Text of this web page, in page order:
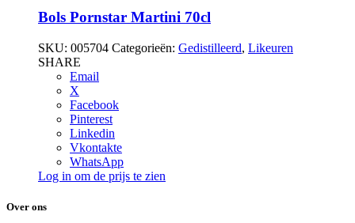
70cl
aantal
Bols Pornstar Martini 70cl
SKU: 005704 Categorieën: Gedistilleerd, Likeuren
SHARE
Email
X
Facebook
Pinterest
Linkedin
Vkontakte
WhatsApp
Log in om de prijs te zien
Over ons